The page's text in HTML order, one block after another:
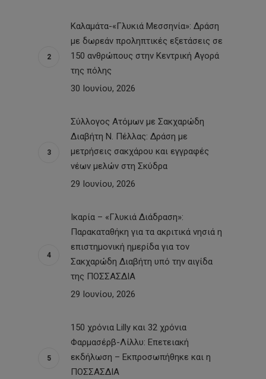
Καλαμάτα-«Γλυκιά Μεσσηνία»: Δράση
με δωρεάν προληπτικές εξετάσεις σε
150 ανθρώπους στην Κεντρική Αγορά
της πόλης
30 Ιουνίου, 2026
Σύλλογος Ατόμων με Σακχαρώδη
Διαβήτη Ν. Πέλλας: Δράση με
μετρήσεις σακχάρου και εγγραφές
νέων μελών στη Σκύδρα
29 Ιουνίου, 2026
Ικαρία – «Γλυκιά Διάδραση»:
Παρακαταθήκη για τα ακριτικά νησιά η
επιστημονική ημερίδα για τον
Σακχαρώδη Διαβήτη υπό την αιγίδα
της ΠΟΣΣΑΣΔΙΑ
29 Ιουνίου, 2026
150 χρόνια Lilly και 32 χρόνια
Φαρμασέρβ-Λίλλυ: Eπετειακή
εκδήλωση – Εκπροσωπήθηκε και η
ΠΟΣΣΑΣΔΙΑ